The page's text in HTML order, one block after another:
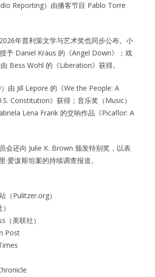
Reporting）由播客节目 Pablo Torre
年普利策文学与艺术奖也同步公布。小
予 Daniel Kraus 的《Angel Down》；戏
Bess Wohl 的《Liberation》获得。
由 Jill Lepore 的《We the People: A
Constitution》获得；音乐奖（Music）
Lena Frank 的交响作品《Picaflor: A
会还向 Julie K. Brown 颁发特别奖，以表
·爱泼斯坦案的持续调查报道。
（Pulitzer.org）
美联社）
Post